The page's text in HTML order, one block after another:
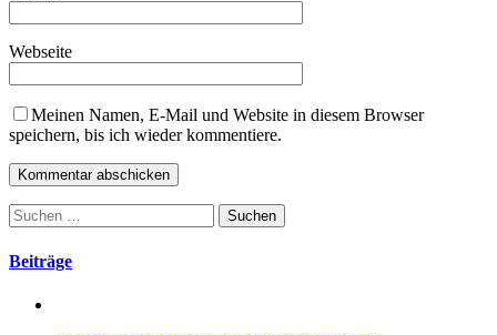
Webseite
Meinen Namen, E-Mail und Website in diesem Browser
speichern, bis ich wieder kommentiere.
Suchen
nach:
Beiträge